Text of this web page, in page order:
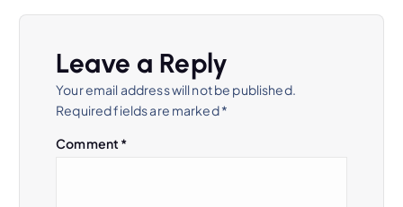
v
Leave a Reply
Your email address will not be published.
Required fields are marked*
Comment *